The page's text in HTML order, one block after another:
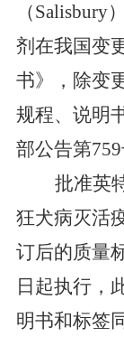
（Salisbury）
剂在我国变
书》，除变
规程、说明
部公告第759
批准英
狂犬病灭活
订后的质量
日起执行，
明书和标签